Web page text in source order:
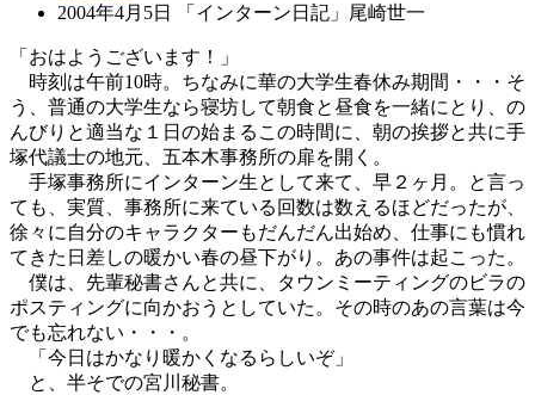
2004年4月5日 「インターン日記」尾崎世一
「おはようございます！」
時刻は午前10時。ちなみに華の大学生春休み期間・・・そ
う、普通の大学生なら寝坊して朝食と昼食を一緒にとり、の
んびりと適当な１日の始まるこの時間に、朝の挨拶と共に手
塚代議士の地元、五本木事務所の扉を開く。
手塚事務所にインターン生として来て、早２ヶ月。と言っ
ても、実質、事務所に来ている回数は数えるほどだったが、
徐々に自分のキャラクターもだんだん出始め、仕事にも慣れ
てきた日差しの暖かい春の昼下がり。あの事件は起こった。
僕は、先輩秘書さんと共に、タウンミーティングのビラの
ポスティングに向かおうとしていた。その時のあの言葉は今
でも忘れない・・・。
「今日はかなり暖かくなるらしいぞ」
と、半そでの宮川秘書。